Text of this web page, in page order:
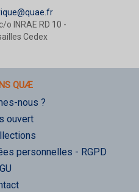
o INRAE RD 10 -
Cedex
QUÆ
nous ?
ouvert
personnelles - RGPD